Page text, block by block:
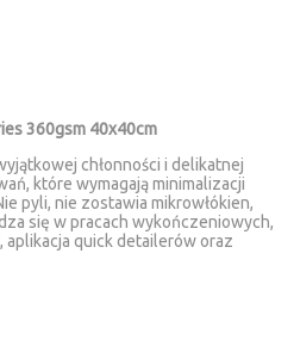
360gsm 40x40cm
chłonności i delikatnej
które wymagają minimalizacji
pyli, nie zostawia mikrowłókien,
się w pracach wykończeniowych,
quick detailerów oraz